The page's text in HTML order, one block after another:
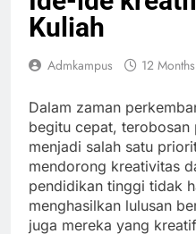
Kuliah
Admkampus 12
Dalam zaman
begitu cepat,
menjadi salah satu
mendorong kreativitas
pendidikan tinggi tidak
menghasilkan lulusan
juga mereka yang